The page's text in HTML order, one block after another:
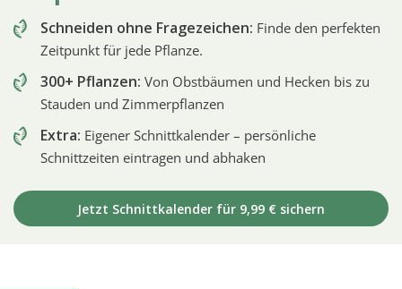
Schneiden ohne Fragezeichen: Finde den perfekten
Zeitpunkt für jede Pflanze.
300+ Pflanzen: Von Obstbäumen und Hecken bis zu
Stauden und Zimmerpflanzen
Extra: Eigener Schnittkalender – persönliche
Schnittzeiten eintragen und abhaken
Jetzt Schnittkalender für 9,99 € sichern